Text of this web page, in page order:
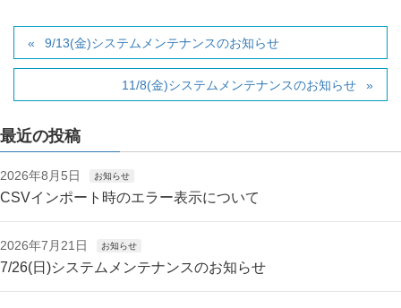
9/13(金)システムメンテナンスのお知らせ
11/8(金)システムメンテナンスのお知らせ
最近の投稿
2026年8月5日 お知らせ
CSVインポート時のエラー表示について
2026年7月21日 お知らせ
7/26(日)システムメンテナンスのお知らせ